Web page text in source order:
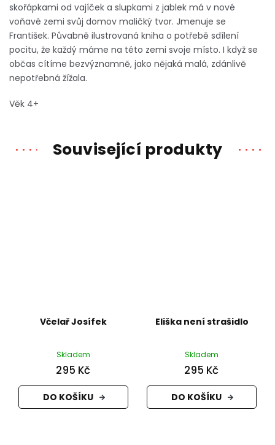
skořápkami od vajíček a slupkami z jablek má v nové
voňavé zemi svůj domov maličký tvor. Jmenuje se
František. Půvabně ilustrovaná kniha o potřebě sdílení
pocitu, že každý máme na této zemi svoje místo. I když se
občas cítíme bezvýznamně, jako nějaká malá, zdánlivě
nepotřebná žížala.
Věk 4+
Související produkty
Včelař Josífek
Skladem
295 Kč
DO KOŠÍKU
Eliška není strašidlo
Skladem
295 Kč
DO KOŠÍKU